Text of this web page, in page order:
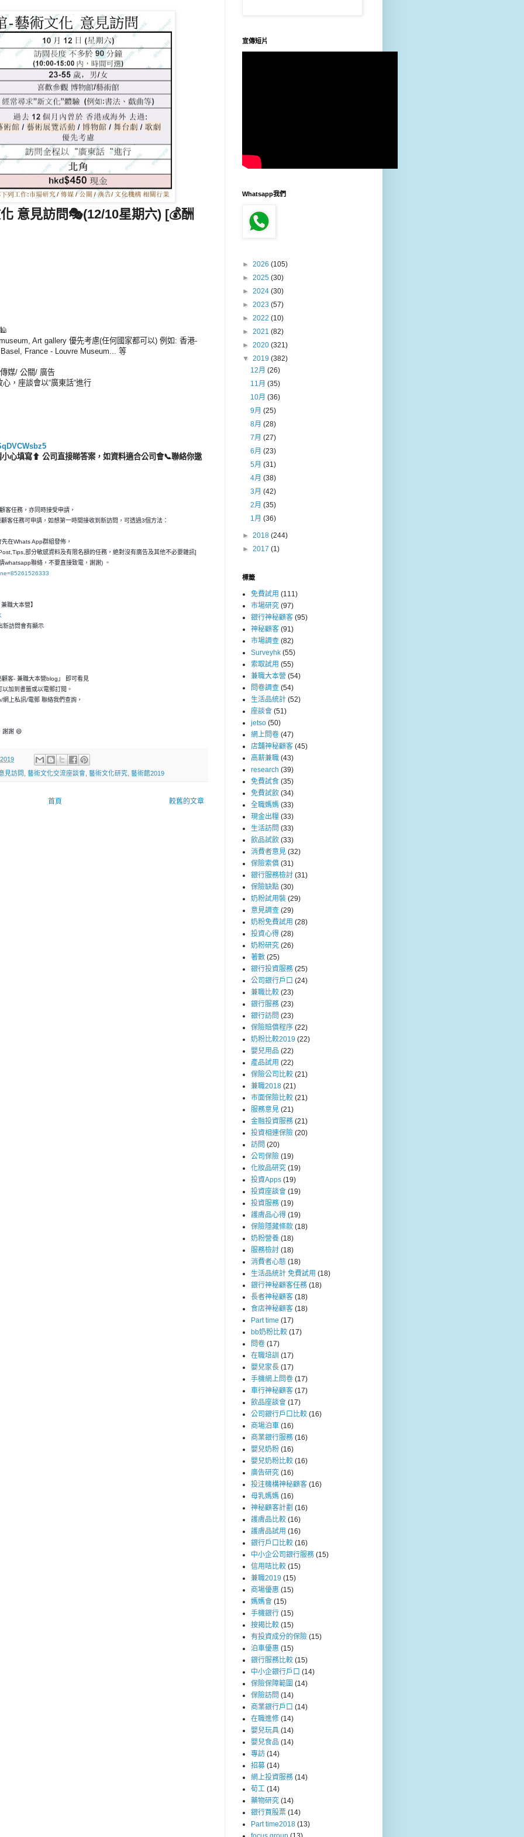
意見訪問🎭(12/10星期六) [💰酬
Art gallery 優先考慮(任何國家都可以) 例如: 香港-
France - Louvre Museum... 等
媒/ 公關/ 廣告
，座談會以“廣東話“進行
心填寫⬆ 公司直接睇答案，如資料適合公司會📞聯絡你邀
客任務，亦同時接受申請，
客任務可申請，如想第一時間接收到新訪問，可透過3個方法：
在Whats App群組發佈，
部分敏感資料及有限名額的任務，絶對沒有廣告及其他不必要雜訊]
whatsapp聯絡，不要直接致電，謝謝) 。
兼職大本營】
新訪問會有顯示
客- 兼職大本營blog」 即可看見
加到書籤或以電郵訂閱。
上私訊/電郵 聯絡我們查詢，
謝謝 😄
見訪問 藝術文化交流座談會 藝術文化研究 藝術館2019
較舊的文章
首頁
宣傳短片
Whatsapp我們
► 2026 (105)
► 2025 (30)
► 2024 (30)
► 2023 (57)
► 2022 (10)
► 2021 (82)
► 2020 (321)
▼ 2019 (382)
12月(26)
11月(35)
10月(36)
9月(25)
8月(28)
7月(27)
6月(23)
5月(31)
4月(38)
3月(42)
2月(35)
1月(36)
► 2018 (244)
► 2017 (1)
標籤
免費試用 (111)
市場研究 (97)
銀行神秘顧客 (95)
神秘顧客 (91)
市場調查 (82)
Surveyhk (55)
索取試用 (55)
兼職大本營 (54)
問卷調查 (54)
生活品統計 (52)
座談會 (51)
jetso (50)
網上問卷 (47)
店舖神秘顧客 (45)
高薪兼職 (43)
research (39)
免費試食 (35)
免費試飲 (34)
全職媽媽 (33)
現金出糧 (33)
生活訪問 (33)
飲品試飲 (33)
消費者意見 (32)
保險索償 (31)
銀行服務檢討 (31)
保險缺點 (30)
奶粉試用裝 (29)
意見調查 (29)
奶粉免費試用 (28)
投資心得 (28)
奶粉研究 (26)
著數 (25)
銀行投資服務 (25)
公司銀行戶口 (24)
兼職比較 (23)
銀行服務 (23)
銀行訪問 (23)
保險賠償程序 (22)
奶粉比較2019 (22)
嬰兒用品 (22)
產品試用 (22)
保險公司比較 (21)
兼職2018 (21)
市面保險比較 (21)
服務意見 (21)
金融投資服務 (21)
投資相連保險 (20)
訪問 (20)
公司保險 (19)
化妝品研究 (19)
投資Apps (19)
投資座談會 (19)
投資服務 (19)
護膚品心得 (19)
保險隱藏條款 (18)
奶粉營養 (18)
服務檢討 (18)
消費者心態 (18)
生活品統計 免費試用 (18)
銀行神秘顧客任務 (18)
長者神秘顧客 (18)
食店神秘顧客 (18)
Part time (17)
bb奶粉比較 (17)
問卷 (17)
在職培訓 (17)
嬰兒家長 (17)
手機網上問卷 (17)
車行神秘顧客 (17)
飲品座談會 (17)
公司銀行戶口比較 (16)
商場泊車 (16)
商業銀行服務 (16)
嬰兒奶粉 (16)
嬰兒奶粉比較 (16)
廣告研究 (16)
投注機構神秘顧客 (16)
母乳媽媽 (16)
神秘顧客計劃 (16)
護膚品比較 (16)
護膚品試用 (16)
銀行戶口比較 (16)
中小企公司銀行服務 (15)
信用咭比較 (15)
兼職2019 (15)
商場優惠 (15)
媽媽會 (15)
手機銀行 (15)
按揭比較 (15)
有投資成分的保險 (15)
泊車優惠 (15)
銀行服務比較 (15)
中小企銀行戶口 (14)
保險保障範圍 (14)
保險訪問 (14)
商業銀行戶口 (14)
在職進修 (14)
嬰兒玩具 (14)
嬰兒食品 (14)
專訪 (14)
招募 (14)
網上投資服務 (14)
荀工 (14)
藥物研究 (14)
銀行買股票 (14)
Part time2018 (13)